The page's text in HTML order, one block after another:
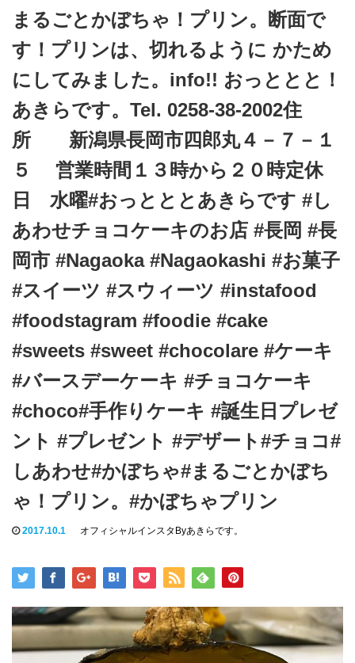
g
a
t
n
まるごとかぼちゃ！プリン。断面で
す！プリンは、切れるように かため
にしてみました。info!! おっととと！
あきらです。Tel. 0258-38-2002住
所 新潟県長岡市四郎丸４－７－１
５ 営業時間１３時から２０時定休
日 水曜#おっとととあきらです #し
あわせチョコケーキのお店 #長岡 #長
岡市 #Nagaoka #Nagaokashi #お菓子
#スイーツ #スウィーツ #instafood
#foodstagram #foodie #cake
#sweets #sweet #chocolare #ケーキ
#バースデーケーキ #チョコケーキ
#choco#手作りケーキ #誕生日プレゼ
ント #プレゼント #デザート#チョコ#
しあわせ#かぼちゃ#まるごとかぼち
ゃ！プリン。#かぼちゃプリン
2017.10.1 オフィシャルインスタByあきらです。